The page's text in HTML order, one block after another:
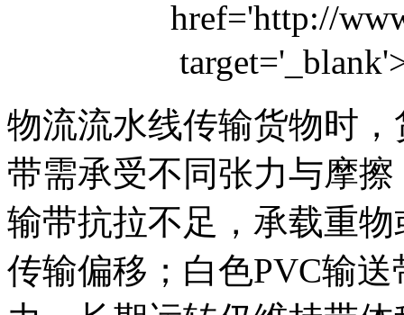
物流流水线传输货物时
带需承受不同张力与摩
输带抗拉不足，承载重
传输偏移；白色PVC输